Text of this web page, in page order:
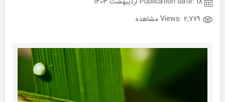
2,779 مشاهده